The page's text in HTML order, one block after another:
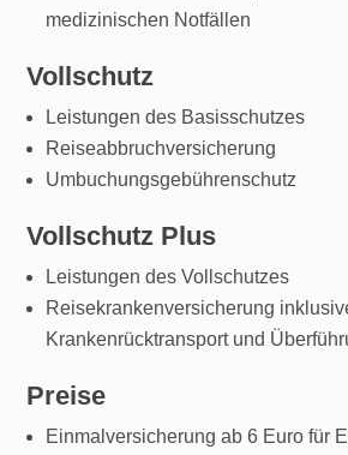
medizinischen Notfällen
Vollschutz
Leistungen des Basisschutzes
Reiseabbruchversicherung
Umbuchungsgebührenschutz
Vollschutz Plus
Leistungen des Vollschutzes
Reisekrankenversicherung
Krankenrücktransport und
Preise
Einmalversicherung ab 6 Euro für